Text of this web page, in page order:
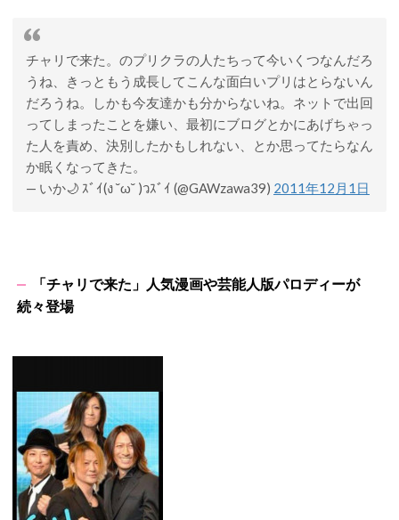
チャリで来た。のプリクラの人たちって今いくつなんだろ
うね、きっともう成長してこんな面白いプリはとらないん
だろうね。しかも今友達かも分からないね。ネットで出回
ってしまったことを嫌い、最初にブログとかにあげちゃっ
た人を責め、決別したかもしれない、とか思ってたらなん
か眠くなってきた。
— いか🌙 ｽﾞｲ(ง ˘ω˘ )วｽﾞｲ (@GAWzawa39) 2011年12月1日
「チャリで来た」人気漫画や芸能人版パロディーが
続々登場